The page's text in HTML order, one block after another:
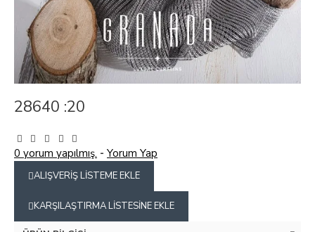
28640 :20
0 yorum yapılmış. - Yorum Yap
ALIŞVERIŞ LISTEME EKLE
KARŞILAŞTIRMA LISTESINE EKLE